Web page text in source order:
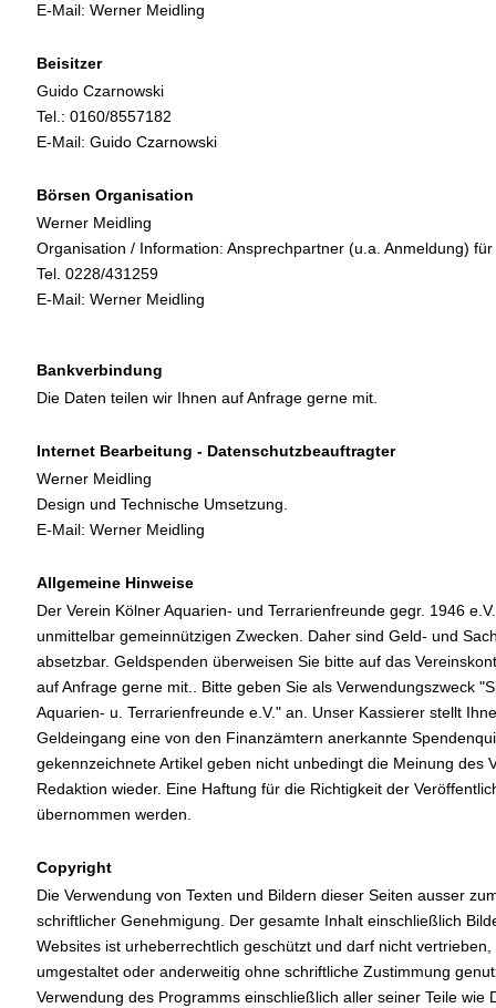
E-Mail: Werner Meidling
Beisitzer
Guido Czarnowski
Tel.: 0160/8557182
E-Mail: Guido Czarnowski
Börsen Organisation
Werner Meidling
Organisation / Information: Ansprechpartner (u.a. Anmeldung)
Tel. 0228/431259
E-Mail: Werner Meidling
Bankverbindung
Die Daten teilen wir Ihnen auf Anfrage gerne mit.
Internet Bearbeitung - Datenschutzbeauftragter
Werner Meidling
Design und Technische Umsetzung.
E-Mail: Werner Meidling
Allgemeine Hinweise
Der Verein Kölner Aquarien- und Terrarienfreunde gegr. 1946
unmittelbar gemeinnützigen Zwecken. Daher sind Geld- und
absetzbar. Geldspenden überweisen Sie bitte auf das
auf Anfrage gerne mit.. Bitte geben Sie als Verwendungszweck
Aquarien- u. Terrarienfreunde e.V." an. Unser Kassierer stellt
Geldeingang eine von den Finanzämtern anerkannte
gekennzeichnete Artikel geben nicht unbedingt die Meinung des
Redaktion wieder. Eine Haftung für die Richtigkeit der
übernommen werden.
Copyright
Die Verwendung von Texten und Bildern dieser Seiten ausser
schriftlicher Genehmigung. Der gesamte Inhalt einschließlich
Websites ist urheberrechtlich geschützt und darf nicht
umgestaltet oder anderweitig ohne schriftliche Zustimmung
Verwendung des Programms einschließlich aller seiner Teile wie